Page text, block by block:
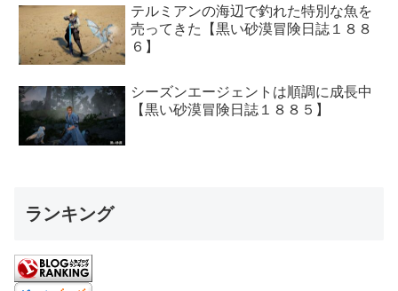
テルミアンの海辺で釣れた特別な魚を
売ってきた【黒い砂漠冒険日誌１８８
６】
シーズンエージェントは順調に成長中
【黒い砂漠冒険日誌１８８５】
ランキング